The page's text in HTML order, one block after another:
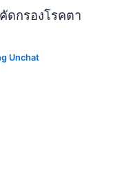
ดกรองโรคตา
Unchat